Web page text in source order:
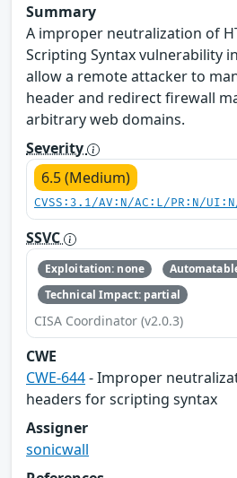
Summary
A improper neutralization of
Scripting Syntax vulnerability
allow a remote attacker to
header and redirect firewall
arbitrary web domains.
Severity
6.5 (Medium)
CVSS:3.1/AV:N/AC:L/PR:N/
SSVC
Exploitation: none
Technical Impact: partial
CISA Coordinator (v2.0.3)
CWE
CWE-644- Improper
headers for scripting syntax
Assigner
sonicwall